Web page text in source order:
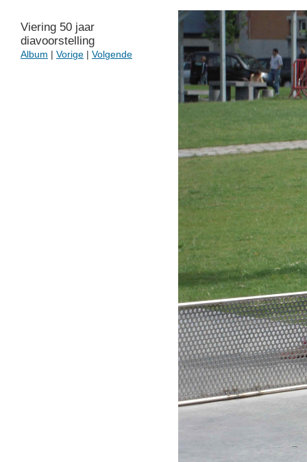
Viering 50 jaar
diavoorstelling
Album Vorige Volgende